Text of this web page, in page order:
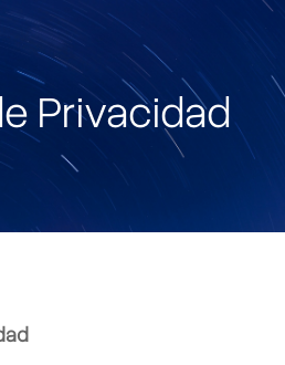
Privacidad